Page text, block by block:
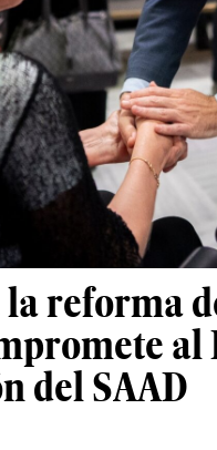
reforma
del SAAD